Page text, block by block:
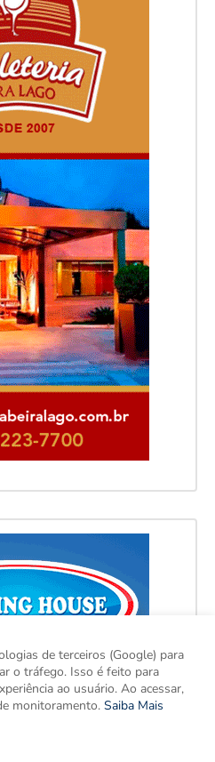
de terceiros (Google) para
o tráfego. Isso é feito para
ao usuário. Ao acessar,
monitoramento. Saiba Mais